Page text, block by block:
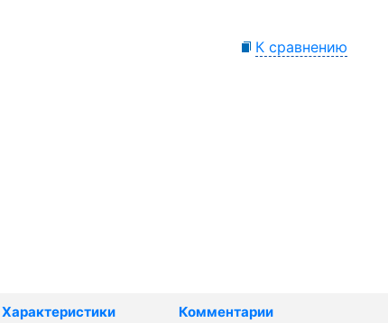
К сравнению
Характеристики Комментарии